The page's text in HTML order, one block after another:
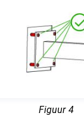
Figuur 4